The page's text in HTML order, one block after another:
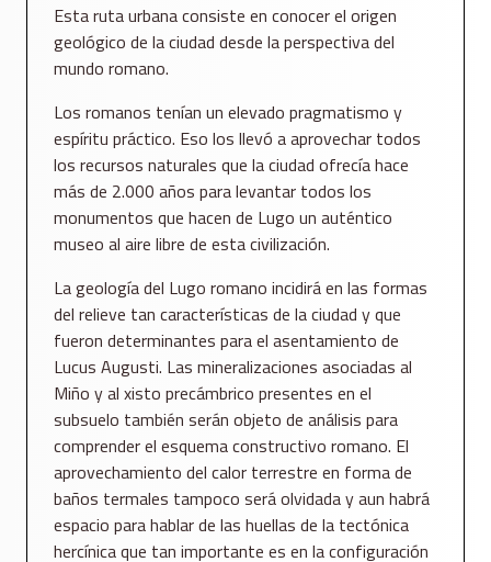
Esta ruta urbana consiste en conocer el origen
geológico de la ciudad desde la perspectiva del
mundo romano.
Los romanos tenían un elevado pragmatismo y
espíritu práctico. Eso los llevó a aprovechar todos
los recursos naturales que la ciudad ofrecía hace
más de 2.000 años para levantar todos los
monumentos que hacen de Lugo un auténtico
museo al aire libre de esta civilización.
La geología del Lugo romano incidirá en las formas
del relieve tan características de la ciudad y que
fueron determinantes para el asentamiento de
Lucus Augusti. Las mineralizaciones asociadas al
Miño y al xisto precámbrico presentes en el
subsuelo también serán objeto de análisis para
comprender el esquema constructivo romano. El
aprovechamiento del calor terrestre en forma de
baños termales tampoco será olvidada y aun habrá
espacio para hablar de las huellas de la tectónica
hercínica que tan importante es en la configuración